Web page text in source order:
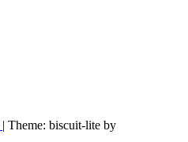
| Theme: biscuit-lite by